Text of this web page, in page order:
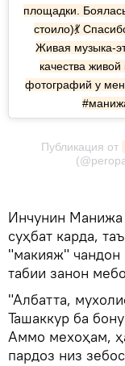
площадки.
стоило)💃
Живая музыка-
качества
фотографий у
Публикация от
Инчунин Манижа
суҳбат карда,
"макияж" чандон
табии занон
"Албатта,
Ташаккур ба
Аммо мехоҳам,
пардоз низ